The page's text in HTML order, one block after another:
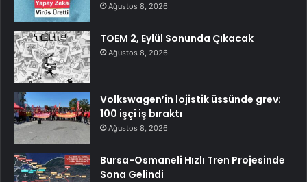
Ağustos 8, 2026
TOEM 2, Eylül Sonunda Çıkacak
Ağustos 8, 2026
Volkswagen’in lojistik üssünde grev:
100 işçi iş bıraktı
Ağustos 8, 2026
Bursa-Osmaneli Hızlı Tren Projesinde
Sona Gelindi